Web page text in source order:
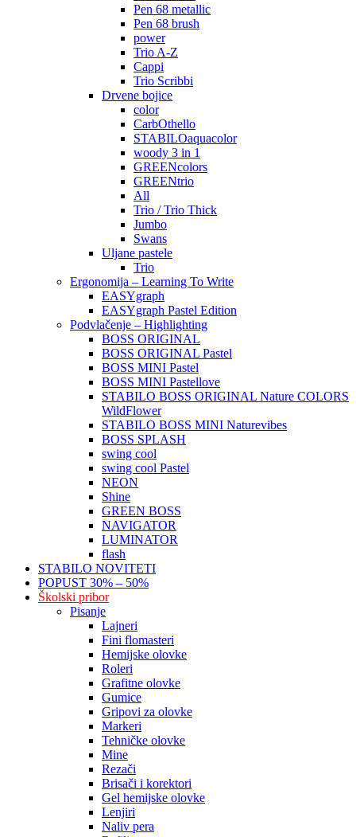
Pen 68 metallic
Pen 68 brush
power
Trio A-Z
Cappi
Trio Scribbi
Drvene bojice
color
CarbOthello
STABILOaquacolor
woody 3 in 1
GREENcolors
GREENtrio
All
Trio / Trio Thick
Jumbo
Swans
Uljane pastele
Trio
Ergonomija – Learning To Write
EASYgraph
EASYgraph Pastel Edition
Podvlačenje – Highlighting
BOSS ORIGINAL
BOSS ORIGINAL Pastel
BOSS MINI Pastel
BOSS MINI Pastellove
STABILO BOSS ORIGINAL Nature COLORS
WildFlower
STABILO BOSS MINI Naturevibes
BOSS SPLASH
swing cool
swing cool Pastel
NEON
Shine
GREEN BOSS
NAVIGATOR
LUMINATOR
flash
STABILO NOVITETI
POPUST 30% – 50%
Školski pribor
Pisanje
Lajneri
Fini flomasteri
Hemijske olovke
Roleri
Grafitne olovke
Gumice
Gripovi za olovke
Markeri
Tehničke olovke
Mine
Rezači
Brisači i korektori
Gel hemijske olovke
Lenjiri
Naliv pera